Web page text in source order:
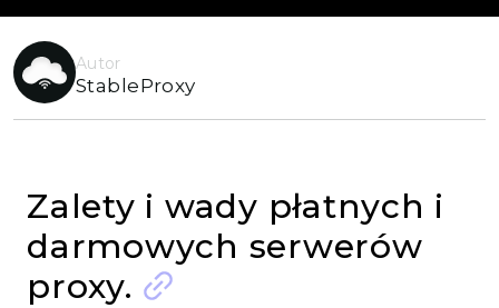
Autor
StableProxy
Zalety i wady płatnych i
darmowych serwerów
proxy.